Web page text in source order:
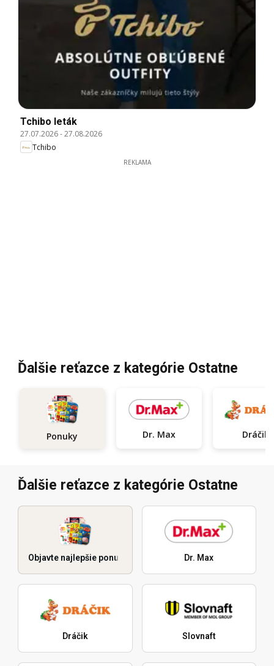
Tchibo leták
27.07.2026-27.08.2026
Tchibo
REKLAMA
Ďalšie reťazce z kategórie Ostatne
Ponuky Dr. Max Dráčik
Ďalšie reťazce z kategórie Ostatne
Objavte najlepšie ponuky Dr. Max
Dráčik Slovnaft